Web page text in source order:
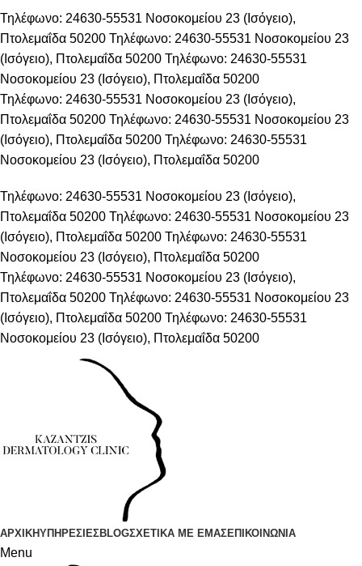
Τηλέφωνο: 24630-55531 Νοσοκομείου 23 (Ισόγειο),
Πτολεμαΐδα 50200 Τηλέφωνο: 24630-55531 Νοσοκομείου 23
(Ισόγειο), Πτολεμαΐδα 50200 Τηλέφωνο: 24630-55531
Νοσοκομείου 23 (Ισόγειο), Πτολεμαΐδα 50200
Τηλέφωνο: 24630-55531 Νοσοκομείου 23 (Ισόγειο),
Πτολεμαΐδα 50200 Τηλέφωνο: 24630-55531 Νοσοκομείου 23
(Ισόγειο), Πτολεμαΐδα 50200 Τηλέφωνο: 24630-55531
Νοσοκομείου 23 (Ισόγειο), Πτολεμαΐδα 50200
Τηλέφωνο: 24630-55531 Νοσοκομείου 23 (Ισόγειο),
Πτολεμαΐδα 50200 Τηλέφωνο: 24630-55531 Νοσοκομείου 23
(Ισόγειο), Πτολεμαΐδα 50200 Τηλέφωνο: 24630-55531
Νοσοκομείου 23 (Ισόγειο), Πτολεμαΐδα 50200
Τηλέφωνο: 24630-55531 Νοσοκομείου 23 (Ισόγειο),
Πτολεμαΐδα 50200 Τηλέφωνο: 24630-55531 Νοσοκομείου 23
(Ισόγειο), Πτολεμαΐδα 50200 Τηλέφωνο: 24630-55531
Νοσοκομείου 23 (Ισόγειο), Πτολεμαΐδα 50200
ΑΡΧΙΚΗΥΠΗΡΕΣΙΕΣBLOGΣΧΕΤΙΚΑ ΜΕ ΕΜΑΣΕΠΙΚΟΙΝΩΝΙΑ
Menu